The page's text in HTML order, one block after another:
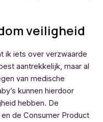
veiligheid
ik iets over verzwaarde
aantrekkelijk, maar al
van medische
kunnen hierdoor
hebben. De
en de Consumer Product